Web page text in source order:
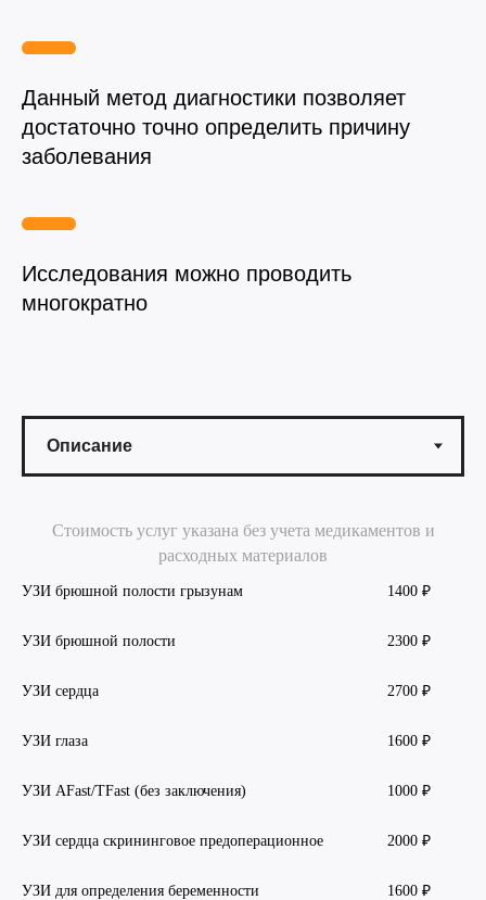
Данный метод диагностики позволяет
достаточно точно определить причину
заболевания
Исследования можно проводить
многократно
Стоимость услуг указана без учета медикаментов и
расходных материалов
УЗИ брюшной полости грызунам 1400 ₽
УЗИ брюшной полости 2300 ₽
УЗИ сердца 2700 ₽
УЗИ глаза 1600 ₽
УЗИ AFast/TFast (без заключения) 1000 ₽
УЗИ сердца скрининговое предоперационное 2000 ₽
УЗИ для определения беременности 1600 ₽